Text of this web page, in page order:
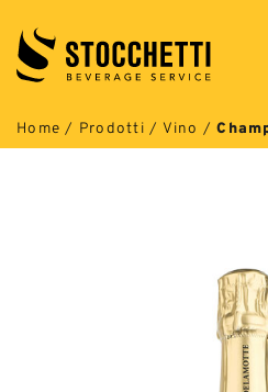
contenuti
Home / Prodotti / Vino /